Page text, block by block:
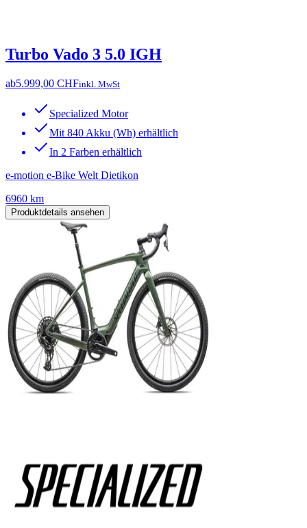
Turbo Vado 3 5.0 IGH
ab5.999,00 CHFinkl. MwSt
Specialized Motor
Mit 840 Akku (Wh) erhältlich
In 2 Farben erhältlich
e-motion e-Bike Welt Dietikon
6960 km
Produktdetails ansehen